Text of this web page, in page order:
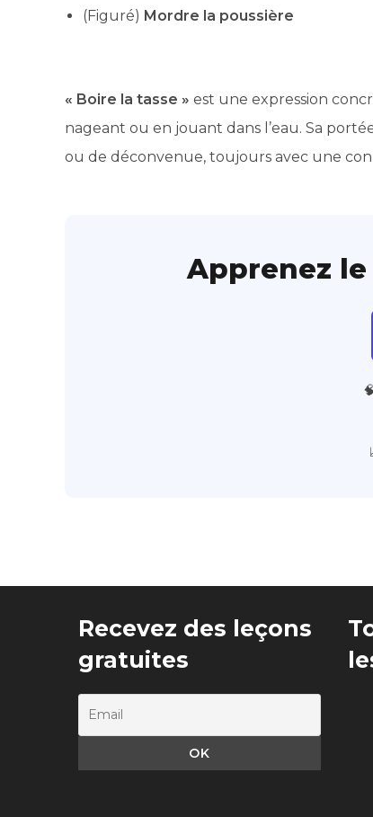
(Figuré) Mordre la poussière
« Boire la tasse » est une expression
nageant ou en jouant dans l’eau. Sa
ou de déconvenue, toujours avec une
Apprenez
Recevez des leçons
gratuites